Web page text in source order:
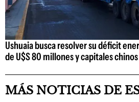
Ushuaia busca resolver su déficit
de U$S 80 millones y capitales chinos
MÁS NOTICIAS DE